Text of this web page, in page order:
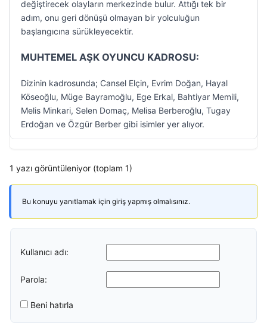
değiştirecek olayların merkezinde bulur. Attığı tek bir
adım, onu geri dönüşü olmayan bir yolculuğun
başlangıcına sürükleyecektir.
MUHTEMEL AŞK OYUNCU KADROSU:
Dizinin kadrosunda; Cansel Elçin, Evrim Doğan, Hayal
Köseoğlu, Müge Bayramoğlu, Ege Erkal, Bahtiyar Memili,
Melis Minkari, Selen Domaç, Melisa Berberoğlu, Tugay
Erdoğan ve Özgür Berber gibi isimler yer alıyor.
1 yazı görüntüleniyor (toplam 1)
Bu konuyu yanıtlamak için giriş yapmış olmalısınız.
Kullanıcı adı:
Parola:
Beni hatırla